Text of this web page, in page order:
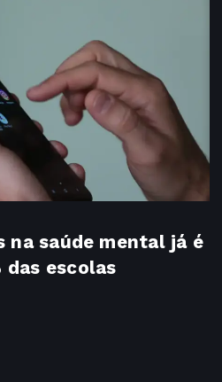
na saúde mental já é
das escolas